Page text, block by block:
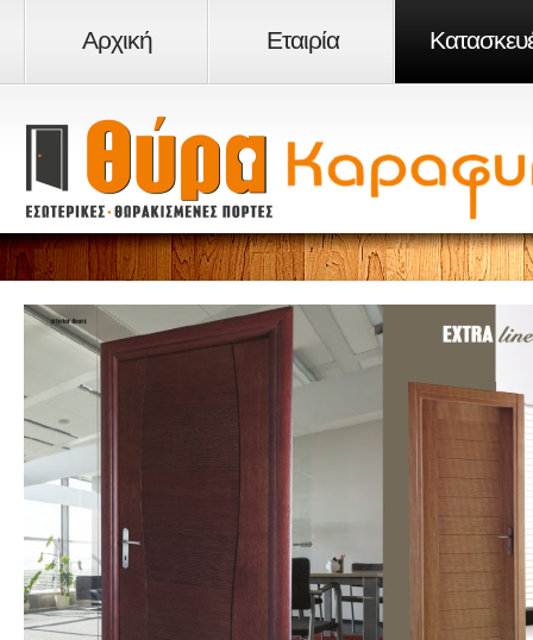
Αρχική Εταιρία